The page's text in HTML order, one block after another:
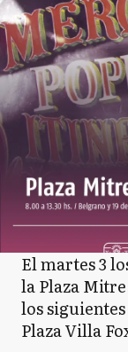
El martes 3
la Plaza
los
Plaza Villa